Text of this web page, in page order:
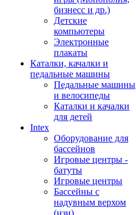
бизнесс и др.)
Детские
компьютеры
Электронные
плакаты
Каталки, качалки и
педальные машины
Педальные машины
и велосипеды
Каталки и качалки
для детей
Intex
Оборудование для
бассейнов
Игровые центры -
батуты
Игровые центры
Бассейны с
надувным верхом
(изи)